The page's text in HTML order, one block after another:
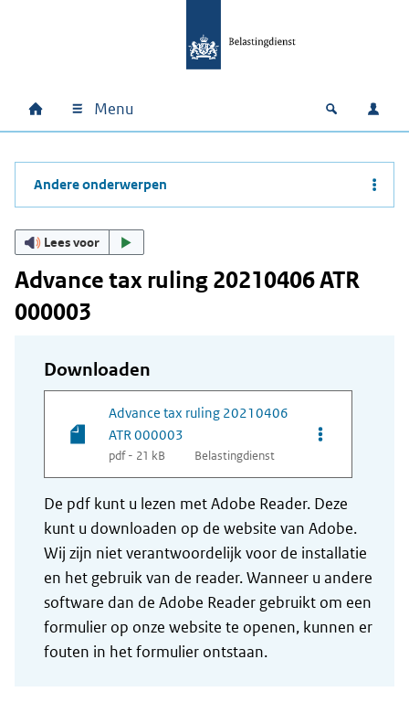
Hoofdnavigatie
Home Menu Open
Andere onderwerpen
Lees voor
Advance tax ruling 20210406 ATR
000003
Downloaden
Advance tax ruling 20210406
ATR 000003
pdf - 21 kB Belastingdienst
Opties van
De pdf kunt u lezen met Adobe Reader. Deze
kunt u downloaden op de website van Adobe.
Wij zijn niet verantwoordelijk voor de installatie
en het gebruik van de reader. Wanneer u andere
software dan de Adobe Reader gebruikt om een
formulier op onze website te openen, kunnen er
fouten in het formulier ontstaan.